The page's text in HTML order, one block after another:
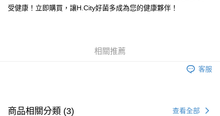
１．簡單：不需註冊會員、不需綁卡、不需儲值。
結帳頁面，進行簡訊認證並確認金額後，即可完成結帳。
２．訂單成立數日內，您將收到繳費通知簡訊。
受健康！立即購買，讓H.City好菌多成為您的健康夥伴！
相關推薦
客服
商品相關分類 (3) 查看全部